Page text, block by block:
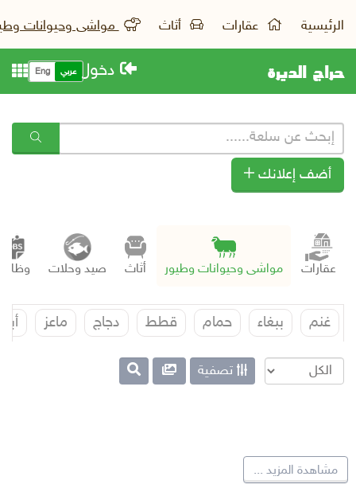
الرئيسية عقارات أثاث مواشى وحيوانات
حراج الديرة دخول عربي Eng
أضف إعلانك
عقارات مواشى وحيوانات وطيور أثاث صيد وحلات
غنم ببغاء حمام قطط دجاج ماعز أبل
تصفية
مشاهدة المزيد ...